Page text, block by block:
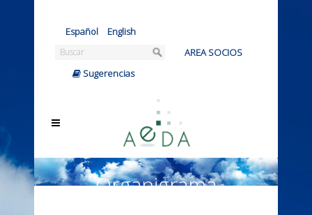
Español
English
AREA SOCIOS
Sugerencias
Organigrama